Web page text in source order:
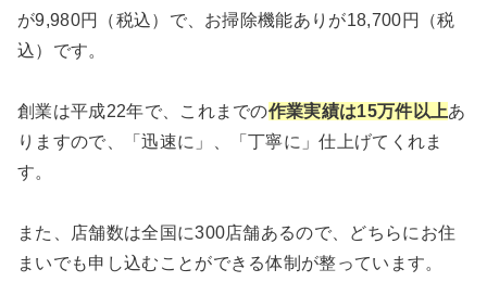
が9,980円（税込）で、お掃除機能ありが18,700円（税
込）です。
創業は平成22年で、これまでの作業実績は15万件以上あ
りますので、「迅速に」、「丁寧に」仕上げてくれま
す。
また、店舗数は全国に300店舗あるので、どちらにお住
まいでも申し込むことができる体制が整っています。